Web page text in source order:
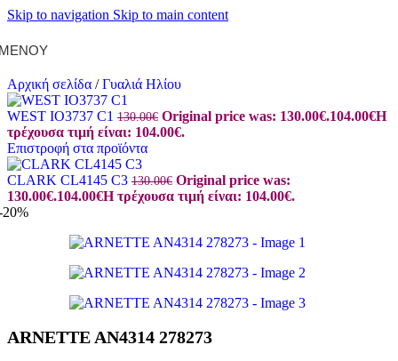
Skip to navigation Skip to main content
Αρχική σελίδα / Γυαλιά Ηλίου
WEST IO3737 C1 130.00€ Original price was: 130.00€.104.00€Η
τρέχουσα τιμή είναι: 104.00€.
Επιστροφή στα προϊόντα
CLARK CL4145 C3 130.00€ Original price was:
130.00€.104.00€Η τρέχουσα τιμή είναι: 104.00€.
20%
ARNETTE AN4314 278273